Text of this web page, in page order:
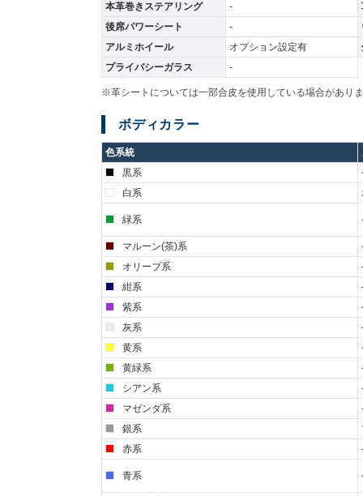
本革巻きステアリング -
後席パワーシート
-
アルミホイール
オプション設定有
プライバシーガラス
-
※革シートについては一部合皮を使用している場合があり
ボディカラー
色系統
黒系
白系
緑系
マルーン(茶)系
オリーブ系
紺系
紫系
灰系
黄系
黄緑系
シアン系
マゼンダ系
銀系
赤系
青系